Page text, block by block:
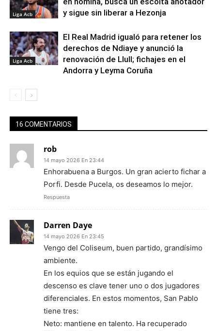
Liga Acb
y sigue sin liberar a Hezonja
Liga Acb
El Real Madrid igualó para retener los
derechos de Ndiaye y anunció la
renovación de Llull; fichajes en el
Andorra y Leyma Coruña
16 COMENTARIOS
rob
14 mayo 2026 En 23:44
Enhorabuena a Burgos. Un gran acierto fichar a
Porfi. Desde Pucela, os deseamos lo mejor.
Respuesta
Darren Daye
14 mayo 2026 En 23:45
Vengo del Coliseum, buen partido, grandísimo
ambiente.
En los equios que se están jugando el
descenso es clave tener uno o dos jugadores
diferenciales. En estos momentos, San Pablo
tiene tres:
Neto: mantiene en talento. Ha recuperado